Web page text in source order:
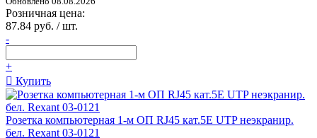
Розничная цена:
87.84 руб. / шт.
-
+
Купить
Розетка компьютерная 1-м ОП RJ45 кат.5E UTP неэкранир.
бел. Rexant 03-0121